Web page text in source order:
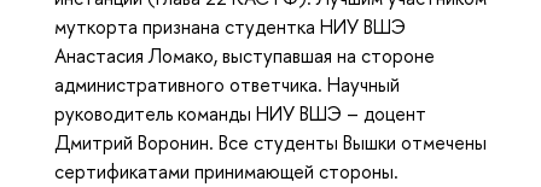
муткорта признана студентка НИУ ВШЭ
Анастасия Ломако, выступавшая на стороне
административного ответчика. Научный
руководитель команды НИУ ВШЭ – доцент
Дмитрий Воронин. Все студенты Вышки отмечены
сертификатами принимающей стороны.